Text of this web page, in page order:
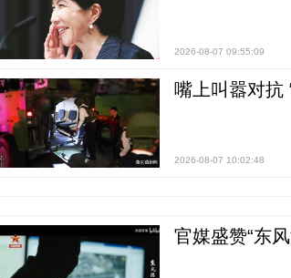
2026-08-07 09:55:09
嘴上叫嚣对抗
2026-08-07 10:02:48
官媒盛赞“东